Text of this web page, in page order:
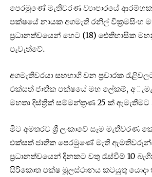
පෙරමුණේ මැතිවරණ ව්‍යාපාරයේ ආරම්භක
පක්ෂයේ නායක අගමැති රනිල් වික්‍රමසිංහ
ප්‍රධානත්වයෙන් හෙට (18) ඓතිහාසික
පැවැත්වේ.
අගමැතිවරයා සහභාගි වන ප්‍රචාරක
එක්සත් ජාතික පක්ෂයේ මහ ලේකම්,
මහතා දිස්ත්‍රික් සම්මන්ත්‍රණ 25 ක්
මීට අමතරව ශ්‍රී ලංකාවේ සෑම මැතිවරණ
එක්සත් ජාතික පෙරමුණේ මැති
ප්‍රධානත්වයෙන් දිනකට වතු රැස්වීම් 10
සිරිකොත පක්ෂ මූලස්ථානය කටයුතු යොදා